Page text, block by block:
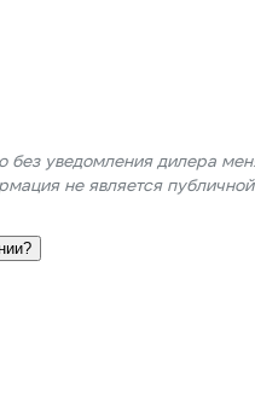
без уведомления дилера
не является